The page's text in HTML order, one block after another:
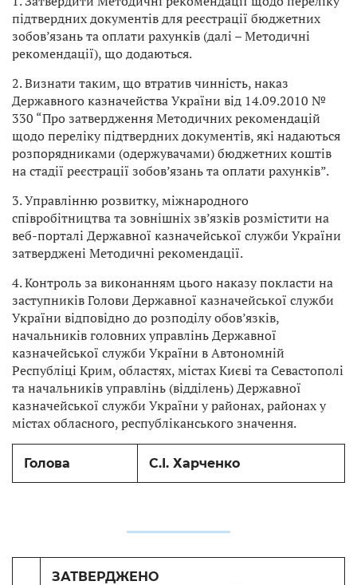
підтвердних документів для реєстрації бюджетних
зобов’язань та оплати рахунків (далі – Методичні
рекомендації), що додаються.
2. Визнати таким, що втратив чинність, наказ
Державного казначейства України від 14.09.2010 №
330 “Про затвердження Методичних рекомендацій
щодо переліку підтвердних документів, які надаються
розпорядниками (одержувачами) бюджетних коштів
на стадії реєстрації зобов’язань та оплати рахунків”.
3. Управлінню розвитку, міжнародного
співробітництва та зовнішніх зв’язків розмістити на
веб-порталі Державної казначейської служби України
затверджені Методичні рекомендації.
4. Контроль за виконанням цього наказу покласти на
заступників Голови Державної казначейської служби
України відповідно до розподілу обов’язків,
начальників головних управлінь Державної
казначейської служби України в Автономній
Республіці Крим, областях, містах Києві та Севастополі
та начальників управлінь (відділень) Державної
казначейської служби України у районах, районах у
містах обласного, республіканського значення.
Голова С.І. Харченко
ЗАТВЕРДЖЕНО